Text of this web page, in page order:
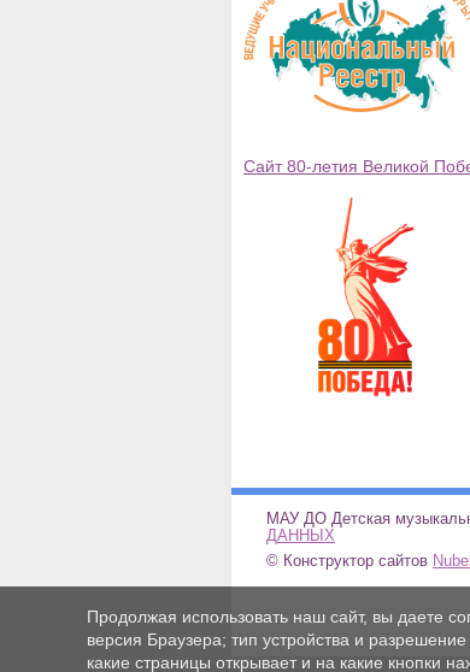
Сайт 80-летия Великой
МАУ ДО Детская
ДАННЫХ
© Конструктор сайтов
Продолжая использовать наш сайт, вы даете
версия Браузера; тип устройства и
какие страницы открывает и на какие кнопки